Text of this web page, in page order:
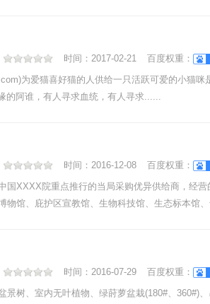
时间： 2017-02-21
百度权重：
为爱猫喜好猫的人供给一只活跃可爱的小猫咪
的阿谁，有人寻求血统，有人寻求......
时间： 2016-12-08
百度权重：
国XXXX院重点推行的当局采购优异供给商，经
物馆、庇护区宣教馆、生物科技馆、生态标本馆
时间： 2016-07-29
百度权重：
景树、室内无叶植物、绿莳萝盆栽(180#、360#)、